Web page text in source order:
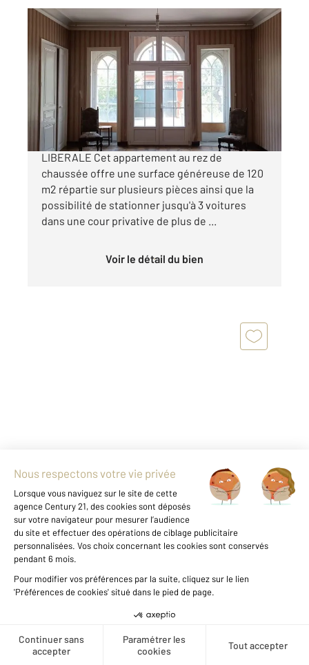
Créer une alerte
AMELIE LES BAINS PALALDA 66
120,80 m
, 4 pièces
Ref : 10881
Appartement F4 à vendre
224 000 €
AMELIE LES BAINS SPECIAL PROFESSION
LIBERALE Cet appartement au rez de
chaussée offre une surface généreuse de 120
m2 répartie sur plusieurs pièces ainsi que la
possibilité de stationner jusqu'à 3 voitures
dans une cour privative de plus de ...
Voir le détail du bien
AMELIE LES BAINS PALALDA 66
19,14 m
2
Ref : 10351
Appartement Studio à vendre
34 500 €
AMELIE-LES-BAINS : à 5 minutes du centre-
ville à pieds, dans une résidence avec
ascenseur, beau studio meublé d'environ 20
principale meublé, une salle d'eau avec douche